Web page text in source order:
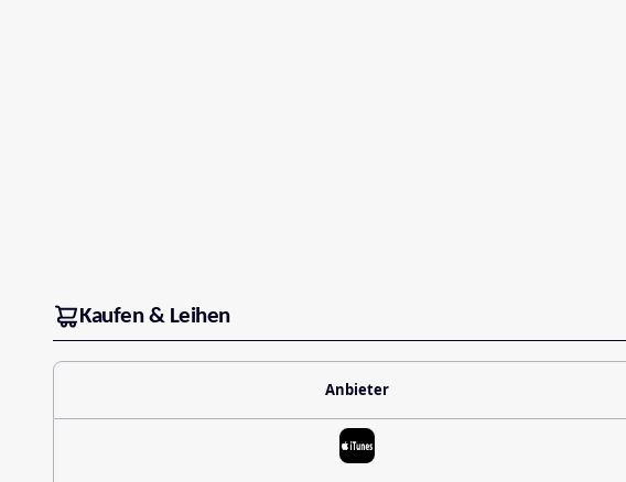
Kaufen & Leihen
Anbieter